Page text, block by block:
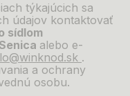
týkajúcich sa
údajov kontaktovať
sídlom
alebo e-
.
a ochrany
osobu.